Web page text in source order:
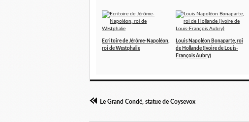
Ecritoire de Jérôme-Napoléon,
roi de Westphalie
Louis Napoléon Bonaparte, roi
de Hollande (Ivoire de Louis-
François Aubry)
Le Grand Condé, statue de Coysevox